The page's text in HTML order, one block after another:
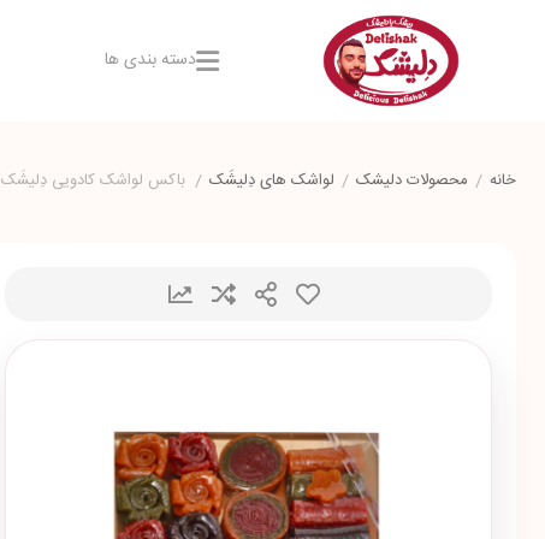
دسته بندی ها
خانه / محصولات دلیشک / لواشک های دِلیشَک / باکس لواشک کادویی دِلیشَک